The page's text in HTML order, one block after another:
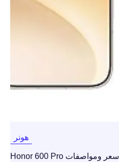
هونر
سعر ومواصفات Honor 600 Pro